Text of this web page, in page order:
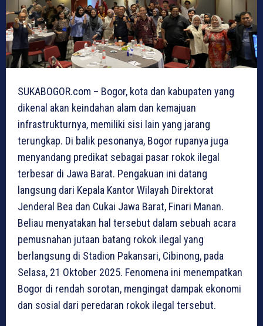
SUKABOGOR.com – Bogor, kota dan kabupaten yang
dikenal akan keindahan alam dan kemajuan
infrastrukturnya, memiliki sisi lain yang jarang
terungkap. Di balik pesonanya, Bogor rupanya juga
menyandang predikat sebagai pasar rokok ilegal
terbesar di Jawa Barat. Pengakuan ini datang
langsung dari Kepala Kantor Wilayah Direktorat
Jenderal Bea dan Cukai Jawa Barat, Finari Manan.
Beliau menyatakan hal tersebut dalam sebuah acara
pemusnahan jutaan batang rokok ilegal yang
berlangsung di Stadion Pakansari, Cibinong, pada
Selasa, 21 Oktober 2025. Fenomena ini menempatkan
Bogor di rendah sorotan, mengingat dampak ekonomi
dan sosial dari peredaran rokok ilegal tersebut.